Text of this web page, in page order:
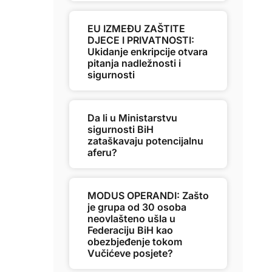
EU IZMEĐU ZAŠTITE
DJECE I PRIVATNOSTI:
Ukidanje enkripcije otvara
pitanja nadležnosti i
sigurnosti
Da li u Ministarstvu
sigurnosti BiH
zataškavaju potencijalnu
aferu?
MODUS OPERANDI: Zašto
je grupa od 30 osoba
neovlašteno ušla u
Federaciju BiH kao
obezbjeđenje tokom
Vučićeve posjete?